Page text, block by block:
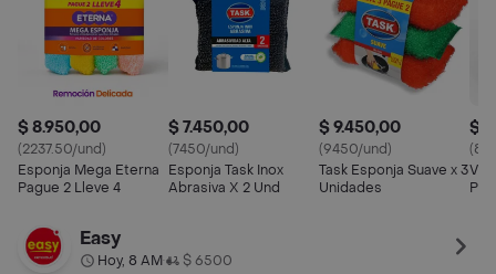
$ 8.950,00
(2237.50/und)
Esponja Mega Eterna
Pague 2 Lleve 4
$ 7.450,00
(7450/und)
Esponja Task Inox
Abrasiva X 2 Und
$ 9.450,00
(9450/und)
Task Esponja Suave x 3
Unidades
$
Easy
Hoy, 8 AM• $ 6500